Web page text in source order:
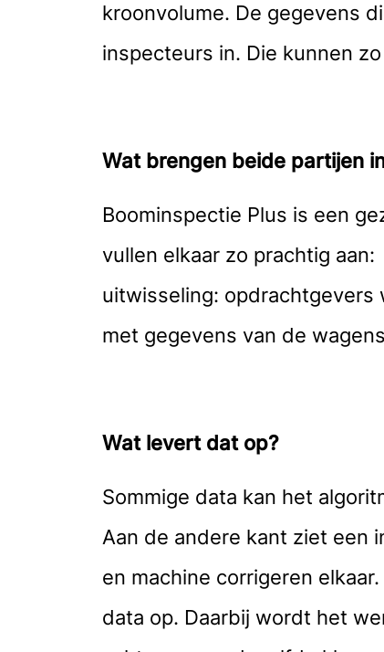
kroonvolume. De gegevens
inspecteurs in. Die kunnen
Wat brengen beide partijen
Boominspectie Plus is een
vullen elkaar zo prachtig
uitwisseling: opdrachtgevers
met gegevens van de
Wat levert dat op?
Sommige data kan het
Aan de andere kant ziet een
en machine corrigeren
data op. Daarbij wordt het